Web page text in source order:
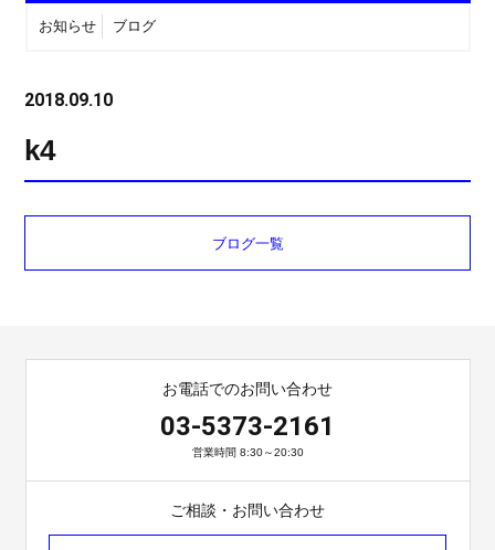
お知らせ ブログ
2018.09.10
k4
ブログ一覧
お電話でのお問い合わせ
03-5373-2161
営業時間 8:30～20:30
ご相談・お問い合わせ